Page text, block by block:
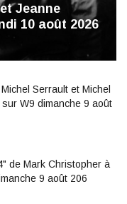
Jeanne
10 août 2026
Serrault et Michel
W9 dimanche 9 août
de Mark Christopher à
9 août 206